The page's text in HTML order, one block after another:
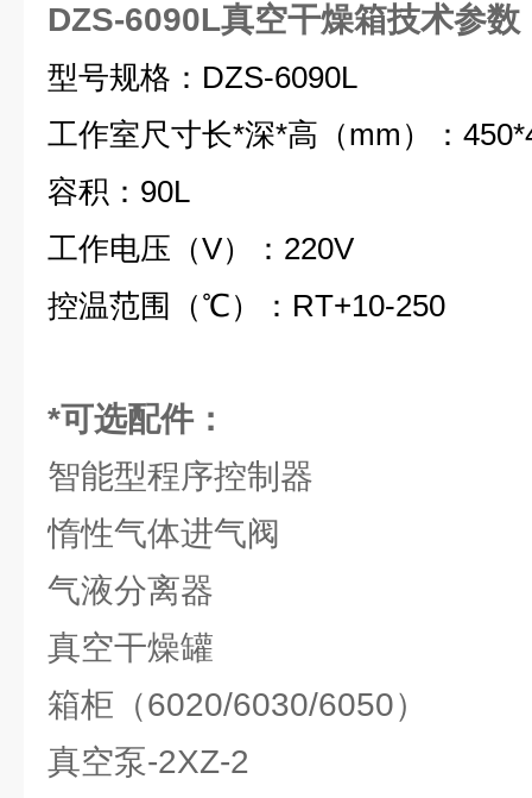
DZS-6090L真空干燥箱技术参数
型号规格：DZS-6090L
工作室尺寸长*深*高（mm）：
容积：90L
工作电压（V）：220V
控温范围（℃）：RT+10-250
*可选配件：
智能型程序控制器
惰性气体进气阀
气液分离器
真空干燥罐
箱柜（6020/6030/6050）
真空泵-2XZ-2